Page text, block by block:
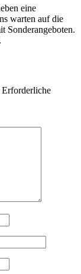
eine
warten auf die
Sonderangeboten.
Erforderliche